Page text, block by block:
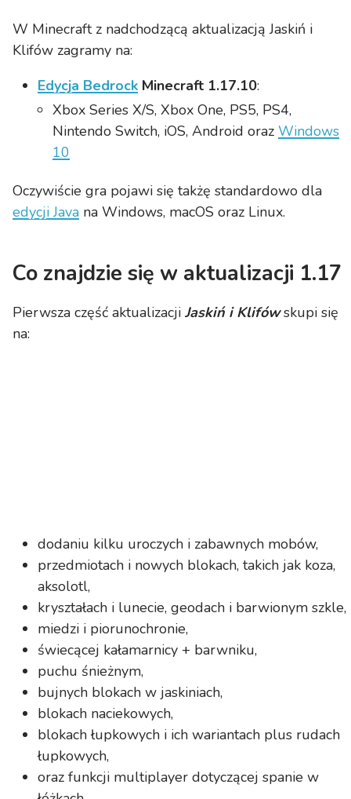
W Minecraft z nadchodzącą aktualizacją Jaskiń i
Klifów zagramy na:
Edycja BedrockMinecraft 1.17.10:
Xbox Series X/S, Xbox One, PS5, PS4,
Nintendo Switch, iOS, Android orazWindows
10
Oczywiście gra pojawi się takżę standardowo dla
edycji Java na Windows, macOS oraz Linux.
Co znajdzie się w aktualizacji 1.17
Pierwsza część aktualizacji Jaskiń i Klifówskupi się
na:
dodaniu kilku uroczych i zabawnych mobów,
przedmiotach i nowych blokach, takich jak koza,
aksolotl,
kryształach i lunecie, geodach i barwionym szkle,
miedzi i piorunochronie,
świecącej kałamarnicy + barwniku,
puchu śnieżnym,
bujnych blokach w jaskiniach,
blokach naciekowych,
blokach łupkowych i ich wariantach plus rudach
łupkowych,
oraz funkcji multiplayer dotyczącej spanie w